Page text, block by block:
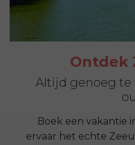
Ontdek
Altijd genoeg te
Boek een vakantie
ervaar het echte